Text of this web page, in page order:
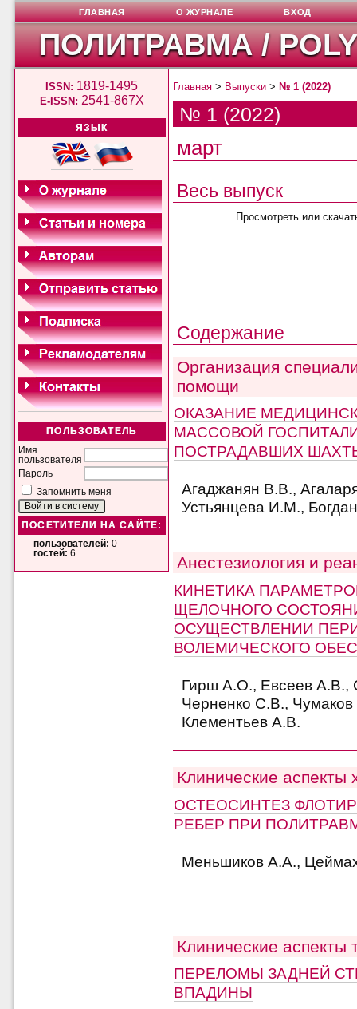
ПОЛИТРАВМА /
ISSN: 1819-1495
E-ISSN: 2541-867X
ЯЗЫК
ПОЛЬЗОВАТЕЛЬ
Имя
пользователя
Пароль
Запомнить меня
ПОСЕТИТЕЛИ НА САЙТЕ:
пользователей: 0
гостей: 6
ГЛАВНАЯ О ЖУРНАЛЕ ВХОД
Главная > Выпуски > № 1 (2022)
№ 1 (2022)
март
Весь выпуск
Просмотреть или
Содержание
Организация
помощи
ОКАЗАНИЕ
МАССОВОЙ
ПОСТРАДАВШИХ
Агаджанян В.В.,
Устьянцева И.М.,
Анестезиология и
КИНЕТИКА
ЩЕЛОЧНОГО
ОСУЩЕСТВЛЕНИИ
ВОЛЕМИЧЕСКОГО
Гирш А.О., Евсеев А.В.,
Черненко С.В.,
Клементьев А.В.
Клинические аспекты
ОСТЕОСИНТЕЗ
РЕБЕР ПРИ
Меньшиков А.А.,
Клинические аспекты
ПЕРЕЛОМЫ ЗАДНЕЙ
ВПАДИНЫ